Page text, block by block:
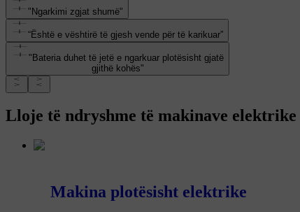
"Ngarkimi zgjat shumë"
“Është e vështirë të gjesh vende për të karikuar”
"Bateria duhet të jetë e ngarkuar plotësisht gjatë
gjithë kohës"
Lloje të ndryshme të makinave elektrike
Makina plotësisht elektrike